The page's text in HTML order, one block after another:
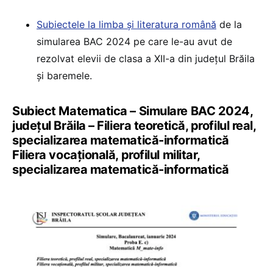
Subiectele la limba și literatura română de la
simularea BAC 2024 pe care le-au avut de
rezolvat elevii de clasa a XII-a din județul Brăila
și baremele.
Subiect Matematica – Simulare BAC 2024,
județul Brăila – Filiera teoretică, profilul real,
specializarea matematică-informatică
Filiera vocațională, profilul militar,
specializarea matematică-informatică